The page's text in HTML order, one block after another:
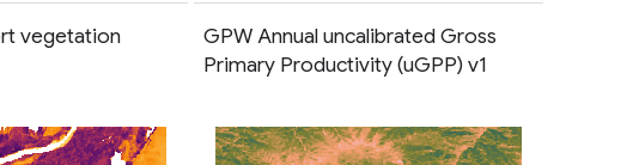
vegetation
GPW Annual uncalibrated Gross
Primary Productivity (uGPP) v1